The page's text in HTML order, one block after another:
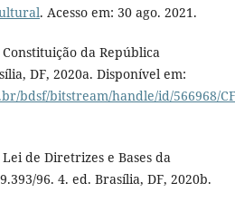
. Acesso em: 30 ago. 2021.
da República
DF, 2020a. Disponível em:
bdsf/bitstream/handle/id/566968/
de Diretrizes e Bases da
96. 4. ed. Brasília, DF, 2020b.